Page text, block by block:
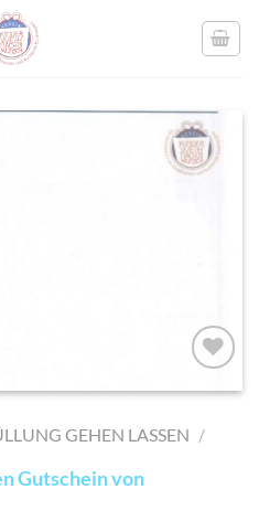
AUF MEINE
SETZEN
GEHEN LASSEN /
Gutschein von